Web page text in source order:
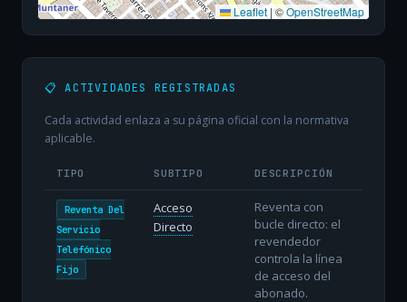
Leaflet |©OpenStreetMap
📋 ACTIVIDADES REGISTRADAS
Cada actividad enlaza a su página oficial con la normativa
aplicable.
TIPO SUBTIPO DESCRIPCIÓN
Reventa Del
Servicio
Telefónico
Fijo
Acceso
Directo
Reventa con
bucle directo: el
revendedor
controla la línea
de acceso del
abonado.